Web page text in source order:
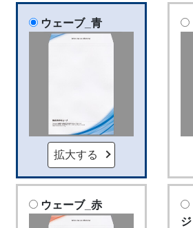
ウェーブ_青
拡大する
ウェーブ_赤
ジ